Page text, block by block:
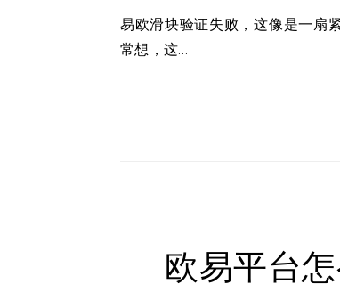
易欧滑块验证失败，这像是一扇紧闭的门，阻挡了我们进入那个充满数字魔法的虚拟世界。为什么，我常
常想，这…
欧易平台